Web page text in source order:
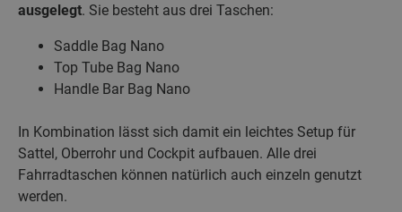
ausgelegt. Sie besteht aus drei Taschen:
Saddle Bag Nano
Top Tube Bag Nano
Handle Bar Bag Nano
In Kombination lässt sich damit ein leichtes Setup für
Sattel, Oberrohr und Cockpit aufbauen. Alle drei
Fahrradtaschen können natürlich auch einzeln genutzt
werden.